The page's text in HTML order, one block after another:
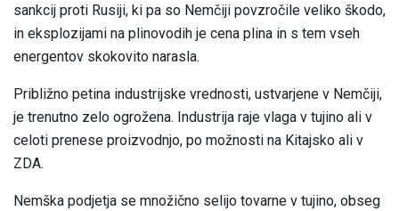
sankcij proti Rusiji, ki pa so Nemčiji povzročile veliko škodo,
in eksplozijami na plinovodih je cena plina in s tem vseh
energentov skokovito narasla.
Približno petina industrijske vrednosti, ustvarjene v Nemčiji,
je trenutno zelo ogrožena. Industrija raje vlaga v tujino ali v
celoti prenese proizvodnjo, po možnosti na Kitajsko ali v
ZDA.
Nemška podjetja se množično selijo tovarne v tujino, obseg